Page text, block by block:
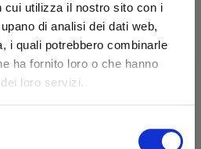
cui utilizza il nostro sito con i
di analisi dei dati web,
i quali potrebbero combinarle
ha fornito loro o che hanno
loro servizi.
AL CARRELLO